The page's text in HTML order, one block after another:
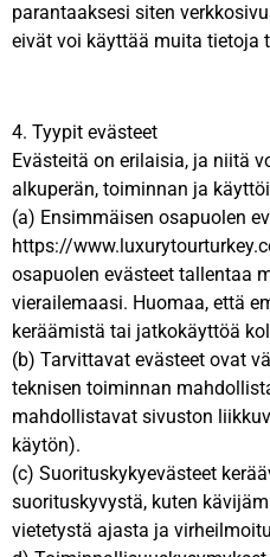
parantaaksesi siten
eivät voi käyttää muita tietoja
4. Tyypit evästeet
Evästeitä on erilaisia, ja niitä
alkuperän, toiminnan ja
(a) Ensimmäisen osapuolen
https://
osapuolen evästeet tallentaa
vierailemaasi. Huomaa, että
keräämistä tai jatkokäyttöä
(b) Tarvittavat evästeet ovat
teknisen toiminnan
mahdollistavat sivuston
käytön).
(c) Suorituskykyevästeet
suorituskyvystä, kuten
vietetystä ajasta ja